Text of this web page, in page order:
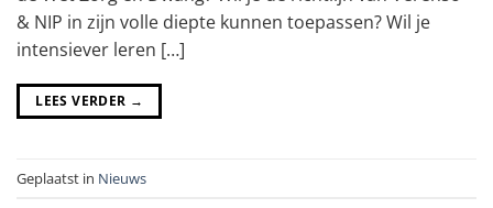
& NIP in zijn volle diepte kunnen toepassen? Wil je
intensiever leren […]
LEES VERDER →
Geplaatst in Nieuws